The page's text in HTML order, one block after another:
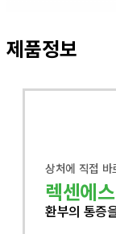
제품정보
상처에 직접
렉센에
환부의 통증